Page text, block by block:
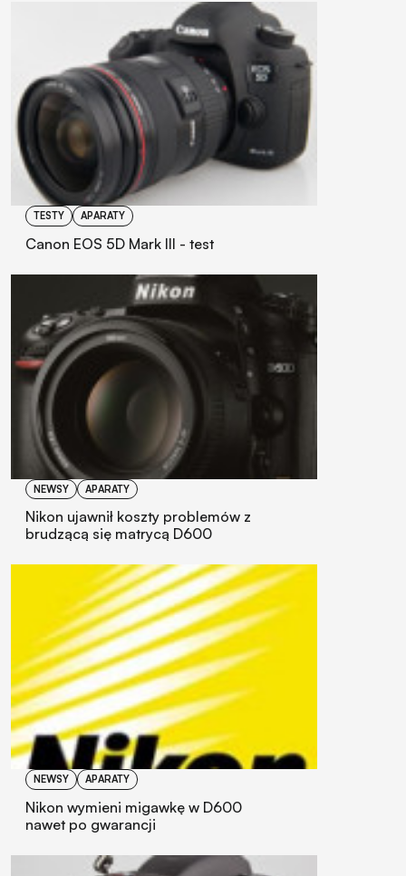
TESTY APARATY
Canon EOS 5D Mark III - test
NEWSY APARATY
Nikon ujawnił koszty problemów z
brudzącą się matrycą D600
NEWSY APARATY
Nikon wymieni migawkę w D600
nawet po gwarancji